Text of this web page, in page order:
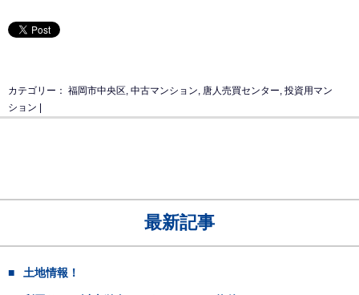
最新記事
土地情報！
カテゴリー： 福岡市中央区, 中古マンション, 唐人売買センター, 投資用マン
ション